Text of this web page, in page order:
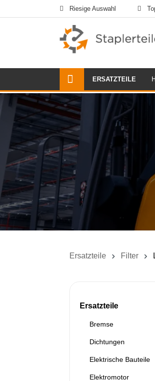
Riesige Auswahl
ERSATZTEILE
Ersatzteile Filter
Ersatzteile
Bremse
Dichtungen
Elektrische Bauteile
Elektromotor